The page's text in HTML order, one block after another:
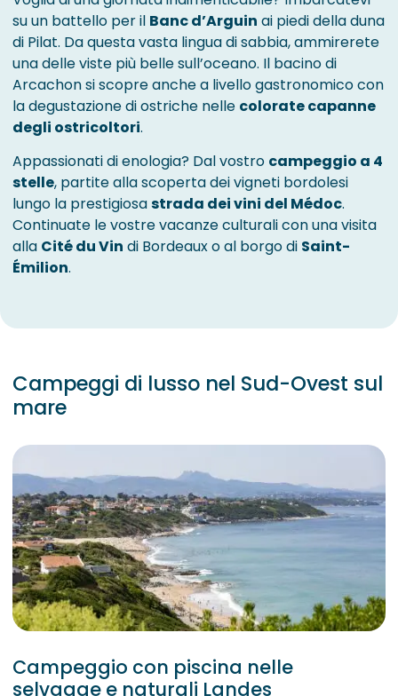
su un battello per il Banc d’Arguin ai piedi della duna
di Pilat. Da questa vasta lingua di sabbia, ammirerete
una delle viste più belle sull’oceano. Il bacino di
Arcachon si scopre anche a livello gastronomico con
la degustazione di ostriche nelle colorate capanne
degli ostricoltori.
Appassionati di enologia? Dal vostro campeggio a 4
stelle, partite alla scoperta dei vigneti bordolesi
lungo la prestigiosastrada dei vini del Médoc.
Continuate le vostre vacanze culturali con una visita
alla Cité du Vin di Bordeaux o al borgo di Saint-
Émilion.
Campeggi di lusso nel Sud-Ovest sul
mare
Campeggio con piscina nelle
selvagge e naturali Landes